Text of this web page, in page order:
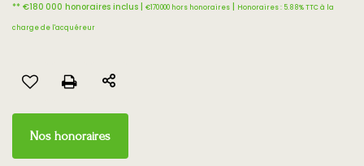
** €180 000 honoraires inclus | €170 000 hors honoraires | Honoraires : 5.88% TTC à la
charge de l'acquéreur
Nos honoraires